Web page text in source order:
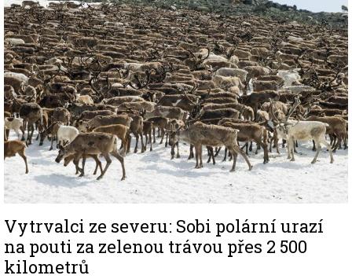
Vytrvalci ze severu: Sobi polární urazí
na pouti za zelenou trávou přes 2 500
kilometrů